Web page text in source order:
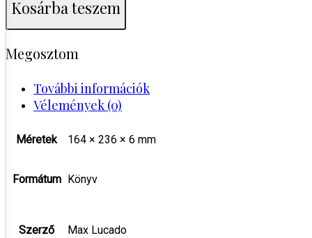
imádkozik
(Berci-
sorozat
mennyiség
Kosárba teszem
Megosztom
További információk
Vélemények (0)
Méretek 164 × 236 × 6 mm
Formátum Könyv
Szerző Max Lucado